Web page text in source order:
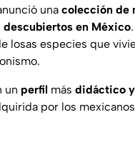
una colección de
descubiertos en México
losas especies que
un perfil más didáctico y
por los